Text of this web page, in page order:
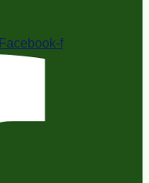
Facebook-f